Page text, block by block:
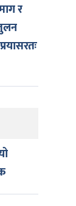
र